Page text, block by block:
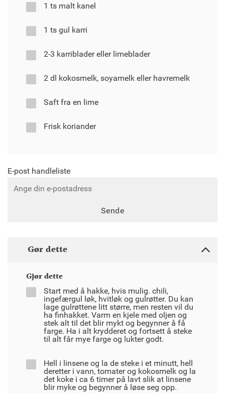
1 ts malt kanel
1 ts gul karri
2-3 karriblader eller limeblader
2 dl kokosmelk, soyamelk eller havremelk
Saft fra en lime
Frisk koriander
E-post handleliste
Sende
Gør dette
Gjør dette
Start med å hakke, hvis mulig. chili,
ingefærgul løk, hvitløk og gulrøtter. Du kan
lage gulrøttene litt større, men resten vil du
ha finhakket. Varm en kjele med oljen og
stek alt til det blir mykt og begynner å få
farge. Ha i alt krydderet og fortsett å steke
til alt får mye farge og lukter godt.
Hell i linsene og la de steke i et minutt, hell
deretter i vann, tomater og kokosmelk og la
det koke i ca 6 timer på lavt slik at linsene
blir myke og begynner å løse seg opp.